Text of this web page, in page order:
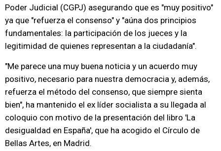
Poder Judicial (CGPJ) asegurando que es "muy positivo"
ya que "refuerza el consenso" y "aúna dos principios
fundamentales: la participación de los jueces y la
legitimidad de quienes representan a la ciudadanía".
"Me parece una muy buena noticia y un acuerdo muy
positivo, necesario para nuestra democracia y, además,
refuerza el método del consenso, que siempre sienta
bien", ha mantenido el ex líder socialista a su llegada al
coloquio con motivo de la presentación del libro 'La
desigualdad en España', que ha acogido el Círculo de
Bellas Artes, en Madrid.